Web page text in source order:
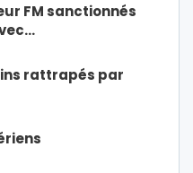
FM sanctionnés
rattrapés par